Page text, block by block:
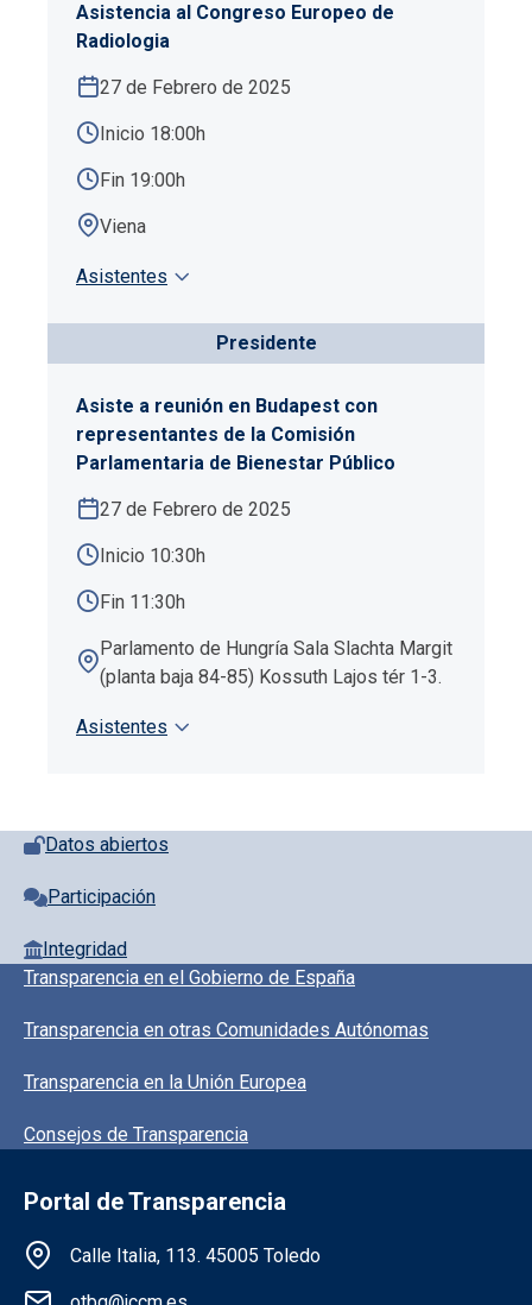
Asistencia al Congreso Europeo de
Radiologia
27 de Febrero de 2025
Inicio 18:00h
Fin 19:00h
Viena
Asistentes
Presidente
Asiste a reunión en Budapest con
representantes de la Comisión
Parlamentaria de Bienestar Público
27 de Febrero de 2025
Inicio 10:30h
Fin 11:30h
Parlamento de Hungría Sala Slachta Margit
(planta baja 84-85) Kossuth Lajos tér 1-3.
Asistentes
Pie de página con iconos
Datos abiertos
Participación
Integridad
Pie de pagina información
Transparencia en el Gobierno de España
Transparencia en otras Comunidades Autónomas
Transparencia en la Unión Europea
Consejos de Transparencia
Portal de Transparencia
Información de la institución
Calle Italia, 113. 45005 Toledo